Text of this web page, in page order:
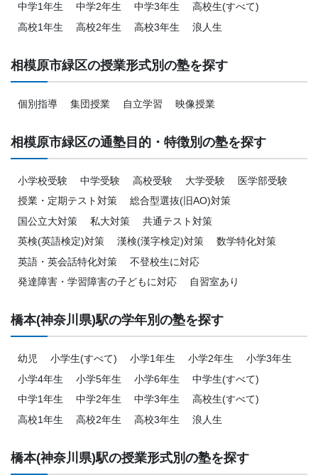
中学1年生
中学2年生 中学3年生
高校生(すべて)
高校1年生
高校2年生 高校3年生 浪人生
相模原市緑区の授業形式別の塾を探す
個別指導 集団授業 自立学習 映像授業
相模原市緑区の通塾目的・特徴別の塾を探す
小学校受験 中学受験 高校受験 大学受験
医学部受験
授業・定期テスト対策
総合型選抜(旧AO)対策
国公立大対策
私大対策
共通テスト対策
英検(英語検定)対策
漢検(漢字検定)対策
数学特化対策
英語・英会話特化対策
不登校生に対応
発達障害・学習障害の子どもに対応
自習室あり
橋本(神奈川県)駅の学年別の塾を探す
幼児 小学生(すべて) 小学1年生 小学2年生
小学3年生
小学4年生
小学5年生 小学6年生
中学生(すべて)
中学1年生
中学2年生 中学3年生
高校生(すべて)
高校1年生
高校2年生 高校3年生 浪人生
橋本(神奈川県)駅の授業形式別の塾を探す